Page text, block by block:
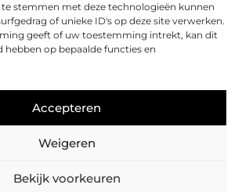
te stemmen met deze technologieën kunnen
of unieke ID's op deze site verwerken.
geeft of uw toestemming intrekt, kan dit
hebben op bepaalde functies en
Accepteren
Weigeren
Bekijk voorkeuren
Kunz, 1936